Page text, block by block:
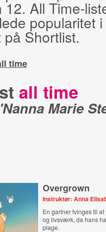
12. All Time-
popularitet
Shortlist.
time
all time
Marie
Overgrown
Instruktør: Anna
En gartner tvinges til
og livsværk, da hans
plage.